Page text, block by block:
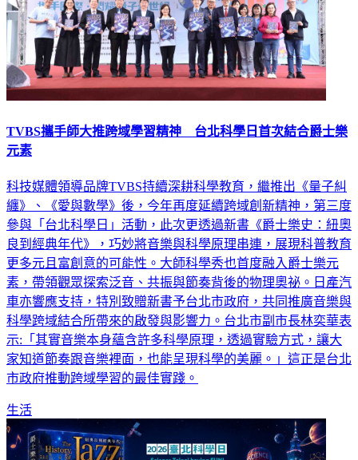
TVBS攜手師大推跨域學習精神 台北科學日首次結合爵士樂
元素
科技媒體領導品牌TVBS持續深耕科學教育，繼推出《量子糾
纏》、《愛與數學》後，今年再度延續跨域創新精神，第三度
參與「台北科學日」活動，此次更透過新書《爵士樂史：紐奧
良到經典年代》，巧妙將音樂與科學原理串連，展現科普教育
更多元且富創意的可能性。大師科學秀也首度融入爵士樂元
素，帶領觀眾探索泛音、共振與節奏背後的物理奧祕。日產汽
車亦響應支持，特別致贈新書予台北市政府，共同推廣音樂與
科學跨域結合所帶來的啟發與影響力。台北市副市長林奕華表
示:「其實音樂本身蘊含許多科學原理，透過實驗方式，讓大
家知道節奏跟音樂裡面，也能呈現科學的美麗。」這正是台北
市政府推動跨域學習的最佳實踐。
生活